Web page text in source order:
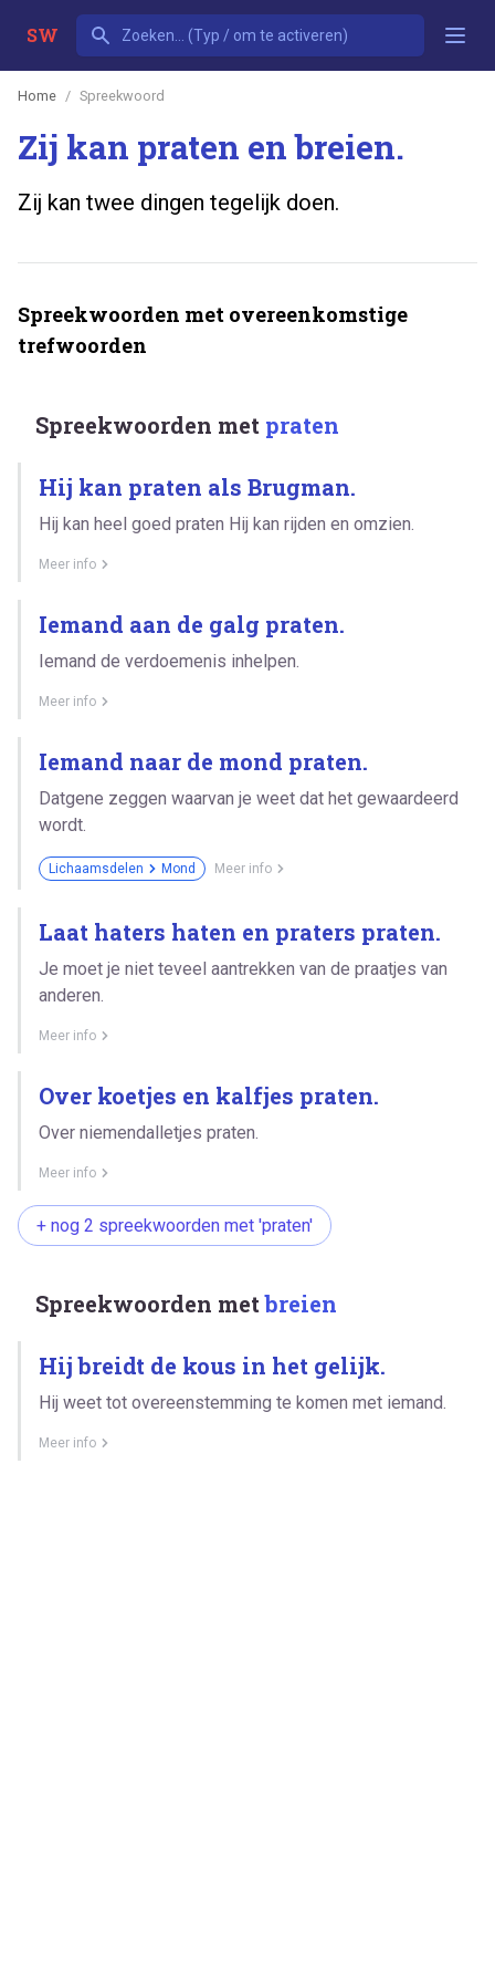
SW
Home Spreekwoord
Zij kan praten en breien.
Zij kan twee dingen tegelijk doen.
Spreekwoorden met overeenkomstige
trefwoorden
Spreekwoorden met praten
Hij kan praten als Brugman.
Hij kan heel goed praten Hij kan rijden en omzien.
Meer info
Iemand aan de galg praten.
Iemand de verdoemenis inhelpen.
Meer info
Iemand naar de mond praten.
Datgene zeggen waarvan je weet dat het gewaardeerd
wordt.
Lichaamsdelen Mond Meer info
Laat haters haten en praters praten.
Je moet je niet teveel aantrekken van de praatjes van
anderen.
Meer info
Over koetjes en kalfjes praten.
Over niemendalletjes praten.
Meer info
+ nog 2 spreekwoorden met 'praten'
Spreekwoorden metbreien
Hij breidt de kous in het gelijk.
Hij weet tot overeenstemming te komen met iemand.
Meer info